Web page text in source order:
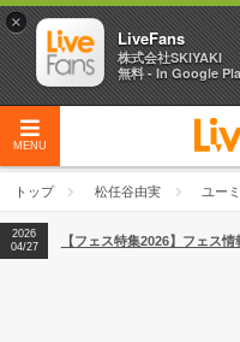
MENU
トップ 松任谷由実 ユー
2026
04/27
2026
【ライブ動員ランキング】
2026
04/27
【フェス特集2026】フェス情
×
LiveFans
株式会社SKIYAKI
無料 - In Google